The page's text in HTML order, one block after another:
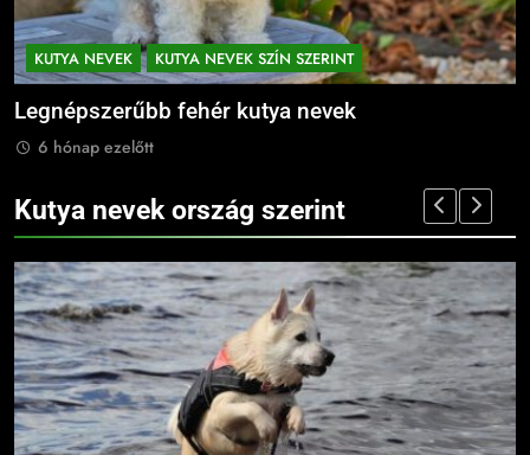
KUTYA NEVEK KUTYA NEVEK SZÍN SZERINT
Legnépszerűbb fehér kutya nevek
6 hónap ezelőtt
Kutya nevek ország szerint